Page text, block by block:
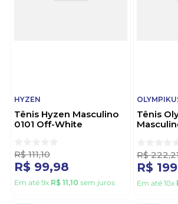
HYZEN
Tênis Hyzen Masculino
0101 Off-White
R$ 111,10
R$ 99,98
Em até 9x R$ 11,10 sem juros
Tênis
R$ 222,
R$ 199
Em até 10x